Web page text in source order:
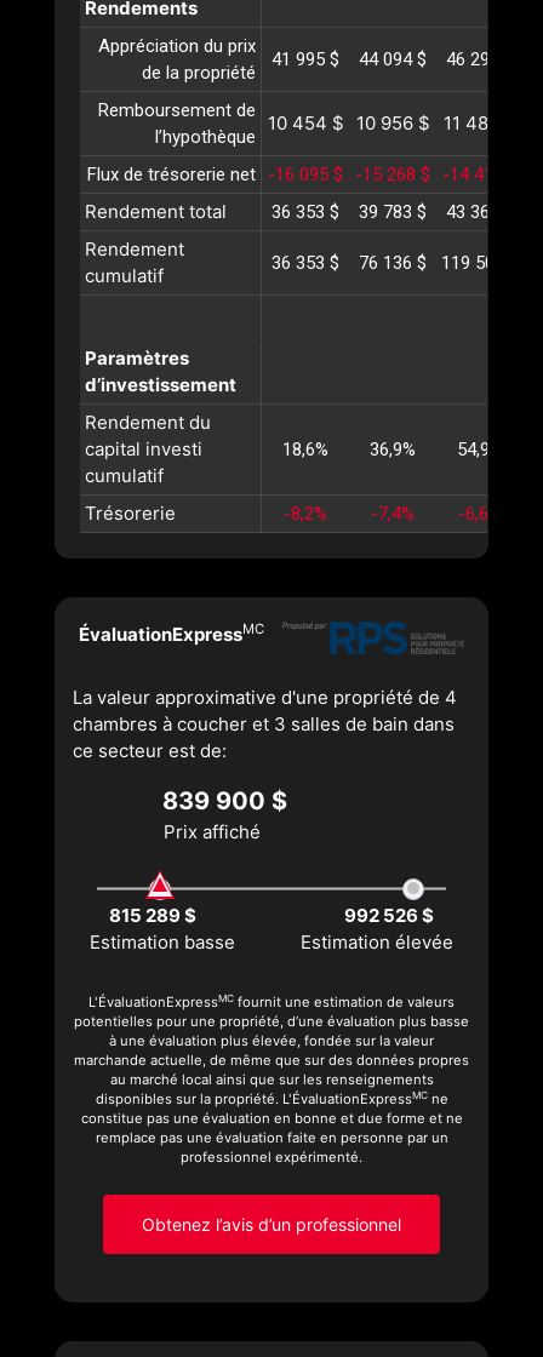
Rendements
Appréciation du prix
de la propriété
41 995 $ 44 094 $ 46 299 $
Remboursement de
l’hypothèque
10 454 $ 10 956 $ 11 483 $
Flux de trésorerie net -16 095 $ -15 268 $ -14 415 $
Rendement total 36 353 $ 39 783 $ 43 367 $
Rendement
cumulatif
36 353 $ 76 136 $ 119 504 $
Paramètres
d’investissement
Rendement du
capital investi
cumulatif
18,6% 36,9% 54,9%
Trésorerie -8,2% -7,4% -6,6%
ÉvaluationExpressMC
La valeur approximative d'une propriété de 4
chambres à coucher et 3 salles de bain dans
ce secteur est de:
839 900 $
Prix affiché
815 289 $
992 526 $
Estimation basse
Estimation élevée
L'ÉvaluationExpressMC fournit une estimation de valeurs
potentielles pour une propriété, d’une évaluation plus basse
à une évaluation plus élevée, fondée sur la valeur
marchande actuelle, de même que sur des données propres
au marché local ainsi que sur les renseignements
disponibles sur la propriété. L'ÉvaluationExpressMCne
constitue pas une évaluation en bonne et due forme et ne
remplace pas une évaluation faite en personne par un
professionnel expérimenté.
Obtenez l’avis d’un professionnel